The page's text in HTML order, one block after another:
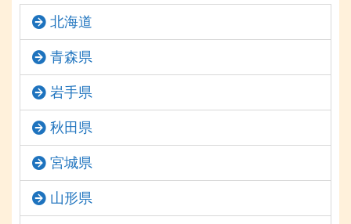
北海道
青森県
岩手県
秋田県
宮城県
山形県